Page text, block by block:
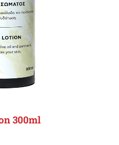
300ml